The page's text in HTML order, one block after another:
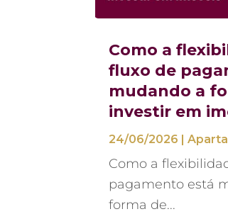
Como a
fluxo de
mudando a
investir em
24/06/2026 |
Como a
pagamento está
forma de...